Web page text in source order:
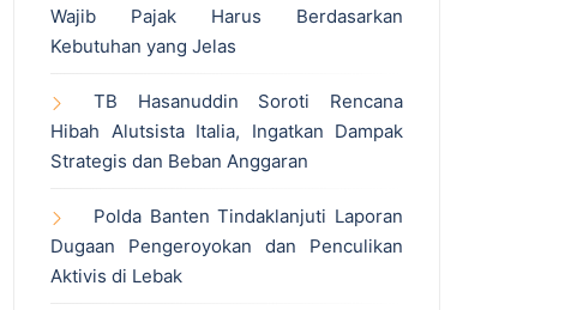
Wajib Pajak Harus Berdasarkan
Kebutuhan yang Jelas
TB Hasanuddin Soroti Rencana
Hibah Alutsista Italia, Ingatkan Dampak
Strategis dan Beban Anggaran
Polda Banten Tindaklanjuti Laporan
Dugaan Pengeroyokan dan Penculikan
Aktivis di Lebak